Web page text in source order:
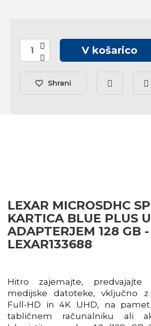
V košarico
Shrani
LEXAR MICROSDHC
KARTICA BLUE PLUS
ADAPTERJEM 128 GB -
LEXAR133688
Hitro zajemajte, predvajajte
medijske datoteke, vključno z
Full-HD in 4K UHD, na
tabličnem računalniku ali